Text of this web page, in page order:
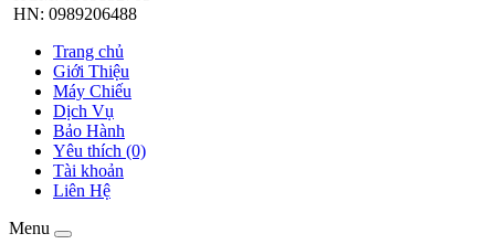
HN: 0989206488
Trang chủ
Giới Thiệu
Máy Chiếu
Dịch Vụ
Bảo Hành
Yêu thích (0)
Tài khoản
Liên Hệ
Menu